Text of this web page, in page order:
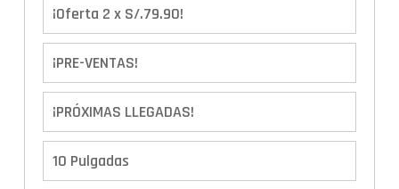
¡Oferta 2 x S/.79.90!
¡PRE-VENTAS!
¡PRÓXIMAS LLEGADAS!
10 Pulgadas